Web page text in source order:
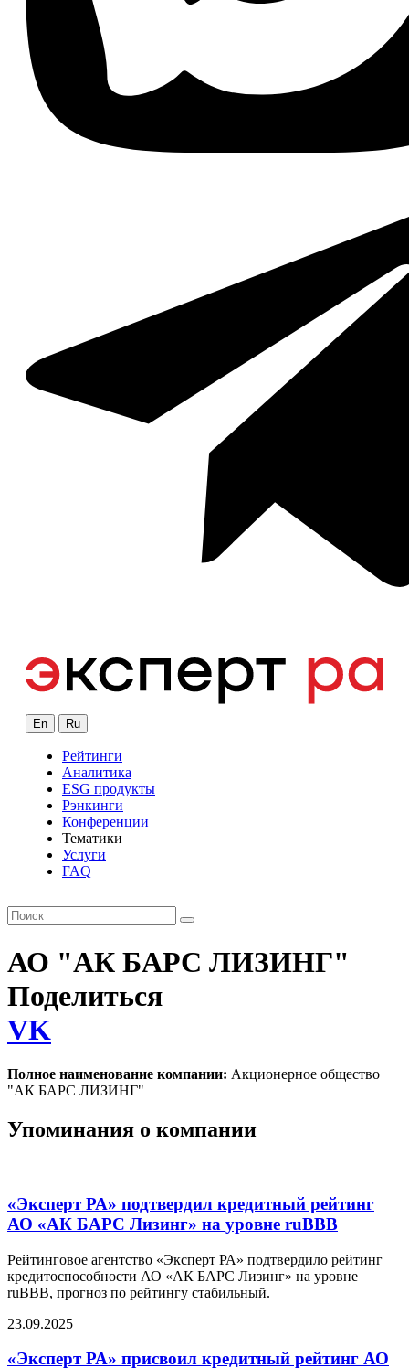
En Ru
Рейтинги
Аналитика
ESG продукты
Рэнкинги
Конференции
Тематики
Услуги
FAQ
АО "АК БАРС ЛИЗИНГ"
Поделиться
VK
Полное наименование компании: Акционерное общество
"АК БАРС ЛИЗИНГ"
Упоминания о компании
«Эксперт РА» подтвердил кредитный рейтинг
АО «АК БАРС Лизинг» на уровне ruВВВ
Рейтинговое агентство «Эксперт РА» подтвердило рейтинг
кредитоспособности АО «АК БАРС Лизинг» на уровне
ruВВВ, прогноз по рейтингу стабильный.
23.09.2025
«Эксперт РА» присвоил кредитный рейтинг АО